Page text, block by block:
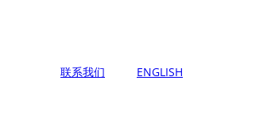
联系我们 ENGLISH